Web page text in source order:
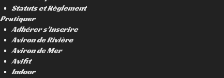
Statuts et Règlement
Pratiquer
Adhérer s’inscrire
Aviron de Rivière
Aviron de Mer
Avifit
Indoor